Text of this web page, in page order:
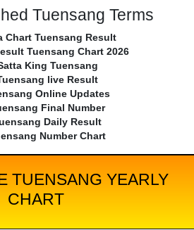
Tuensang Terms
Chart Tuensang Result
Tuensang Chart 2026
King Tuensang
live Result
Online Updates
Final Number
Daily Result
Number Chart
TUENSANG YEARLY
CHART